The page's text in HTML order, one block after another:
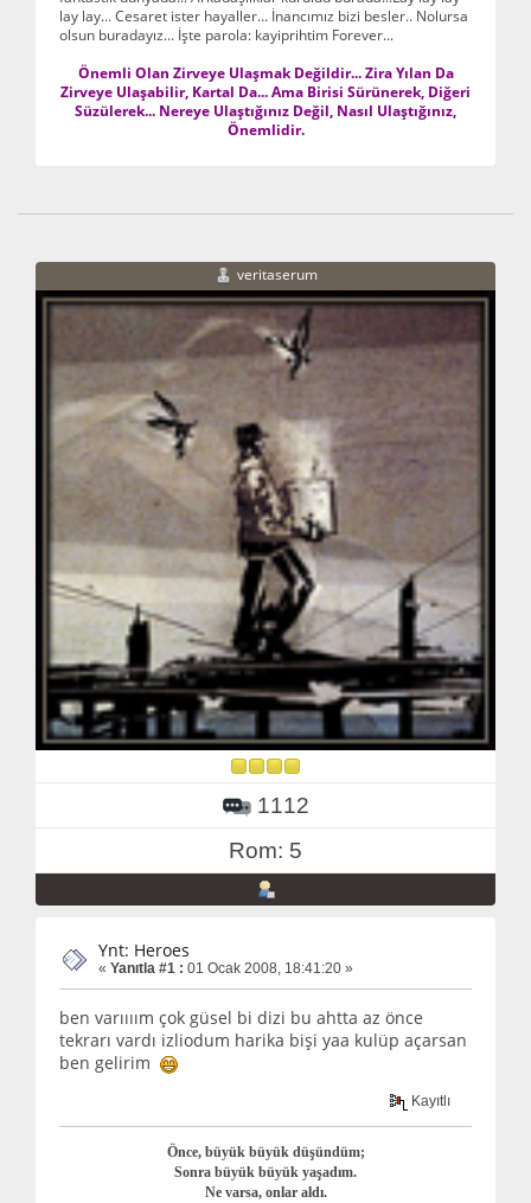
lay lay... Cesaret ister hayaller... İnancımız bizi besler.. Nolursa
olsun buradayız... İşte parola: kayiprihtim Forever...
Önemli Olan Zirveye Ulaşmak Değildir... Zira Yılan Da
Zirveye Ulaşabilir, Kartal Da... Ama Birisi Sürünerek, Diğeri
Süzülerek... Nereye Ulaştığınız Değil, Nasıl Ulaştığınız,
Önemlidir.
veritaserum
1112
Rom: 5
Ynt: Heroes
« Yanıtla #1 : 01 Ocak 2008, 18:41:20 »
ben varıııım çok güsel bi dizi bu ahtta az önce
tekrarı vardı izliodum harika bişi yaa kulüp açarsan
ben gelirim
Kayıtlı
Önce, büyük büyük düşündüm;
Sonra büyük büyük yaşadım.
Ne varsa, onlar aldı.